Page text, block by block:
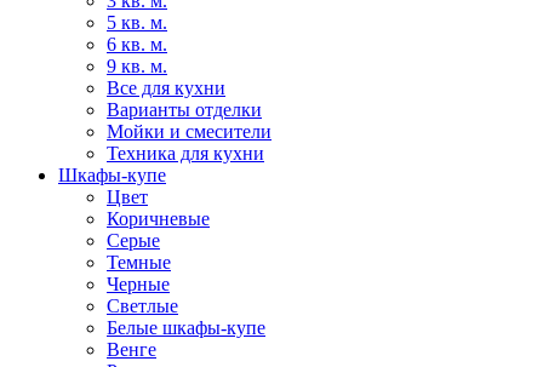
5 кв. м.
6 кв. м.
9 кв. м.
Все для кухни
Варианты отделки
Мойки и смесители
Техника для кухни
Шкафы-купе
Цвет
Коричневые
Серые
Темные
Черные
Светлые
Белые шкафы-купе
Венге